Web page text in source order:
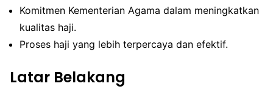
Komitmen Kementerian Agama dalam meningkatkan
kualitas haji.
Proses haji yang lebih terpercaya dan efektif.
Latar Belakang